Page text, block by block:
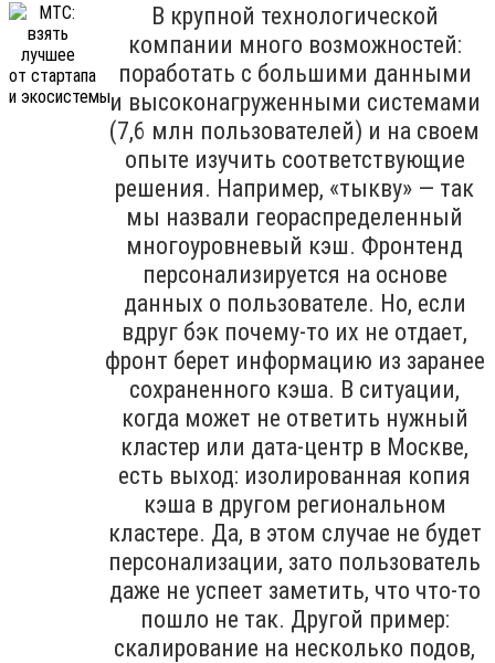
В крупной технологической
компании много возможностей:
поработать с большими данными
и высоконагруженными системами
(7,6 млн пользователей) и на своем
опыте изучить соответствующие
решения. Например, «тыкву» — так
мы назвали геораспределенный
многоуровневый кэш. Фронтенд
персонализируется на основе
данных о пользователе. Но, если
вдруг бэк почему-то их не отдает,
фронт берет информацию из заранее
сохраненного кэша. В ситуации,
когда может не ответить нужный
кластер или дата-центр в Москве,
есть выход: изолированная копия
кэша в другом региональном
кластере. Да, в этом случае не будет
персонализации, зато пользователь
даже не успеет заметить, что что-то
пошло не так. Другой пример:
скалирование на несколько подов,